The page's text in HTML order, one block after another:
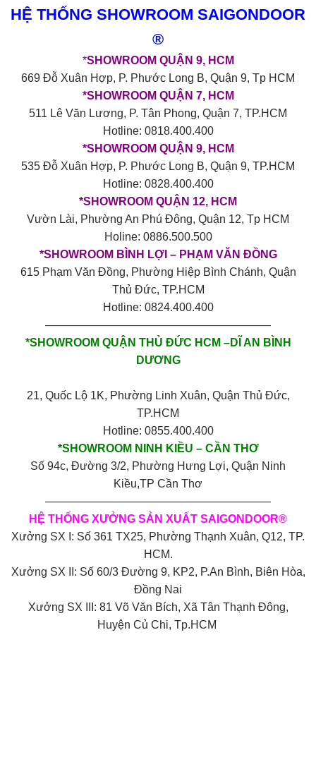
HỆ THỐNG SHOWROOM SAIGONDOOR
®
*SHOWROOM QUẬN 9, HCM
669 Đỗ Xuân Hợp, P. Phước Long B, Quận 9, Tp HCM
*SHOWROOM QUẬN 7, HCM
511 Lê Văn Lương, P. Tân Phong, Quận 7, TP.HCM
Hotline: 0818.400.400
*SHOWROOM QUẬN 9, HCM
535 Đỗ Xuân Hợp, P. Phước Long B, Quận 9, TP.HCM
Hotline: 0828.400.400
*SHOWROOM QUẬN 12, HCM
Vườn Lài, Phường An Phú Đông, Quận 12, Tp HCM
Holine: 0886.500.500
*SHOWROOM BÌNH LỢI – PHẠM VĂN ĐỒNG
615 Phạm Văn Đồng, Phường Hiệp Bình Chánh, Quận
Thủ Đức, TP.HCM
Hotline: 0824.400.400
————————————————————
*SHOWROOM QUẬN THỦ ĐỨC HCM –DĨ AN BÌNH
DƯƠNG
21, Quốc Lộ 1K, Phường Linh Xuân, Quận Thủ Đức,
TP.HCM
Hotline: 0855.400.400
*SHOWROOM NINH KIỀU – CẦN THƠ
Số 94c, Đường 3/2, Phường Hưng Lợi, Quận Ninh
Kiều,TP Cần Thơ
————————————————————
HỆ THỐNG XƯỞNG SẢN XUẤT SAIGONDOOR®
Xưởng SX I: Số 361 TX25, Phường Thạnh Xuân, Q12, TP.
HCM.
Xưởng SX II: Số 60/3 Đường 9, KP2, P.An Bình, Biên Hòa,
Đồng Nai
Xưởng SX III: 81 Võ Văn Bích, Xã Tân Thạnh Đông,
Huyện Củ Chi, Tp.HCM